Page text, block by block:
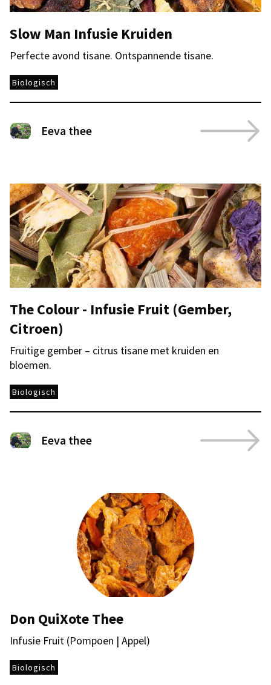
Slow Man Infusie Kruiden
Perfecte avond tisane. Ontspannende tisane.
Biologisch
Eeva thee
The Colour - Infusie Fruit (Gember,
Citroen)
Fruitige gember – citrus tisane met kruiden en
bloemen.
Biologisch
Eeva thee
Don QuiXote Thee
Infusie Fruit (Pompoen | Appel)
Biologisch